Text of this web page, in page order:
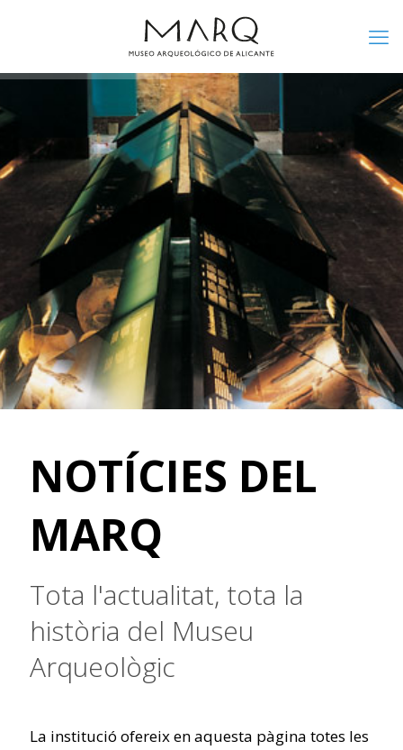
NOTÍCIES DEL
MARQ
Tota l'actualitat, tota la
història del Museu
Arqueològic
La institució ofereix en aquesta pàgina totes les